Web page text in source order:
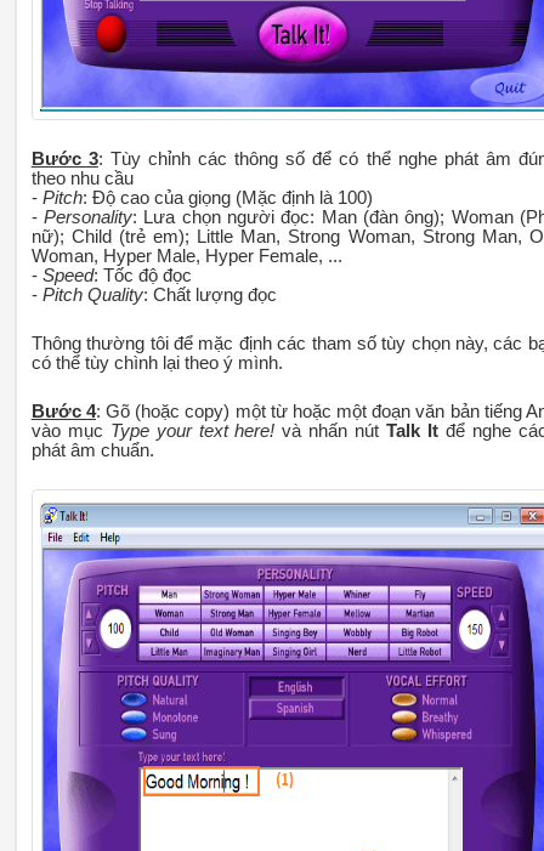
Bước 3: Tùy chỉnh các thông số để có thể nghe phát âm
theo nhu cầu
- Pitch: Độ cao của giọng (Mặc định là 100)
-Personality: Lưa chọn người đọc: Man (đàn ông); Woman
nữ); Child (trẻ em); Little Man, Strong Woman, Strong Man,
Woman, Hyper Male, Hyper Female, ...
- Speed: Tốc độ đọc
- Pitch Quality: Chất lượng đọc
Thông thường tôi để mặc định các tham số tùy chọn này, các
có thể tùy chình lại theo ý mình.
Bước 4: Gõ (hoặc copy) một từ hoặc một đoạn văn bản tiếng
vào mục Type your text here! và nhấn nútTalk It để nghe
phát âm chuẩn.